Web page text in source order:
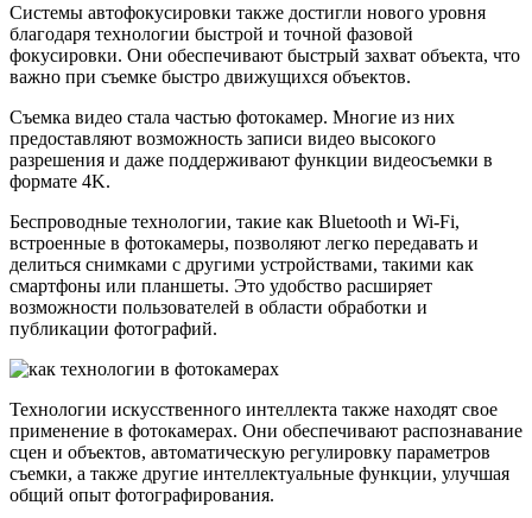
Системы автофокусировки также достигли нового уровня
благодаря технологии быстрой и точной фазовой
фокусировки. Они обеспечивают быстрый захват объекта, что
важно при съемке быстро движущихся объектов.
Съемка видео стала частью фотокамер. Многие из них
предоставляют возможность записи видео высокого
разрешения и даже поддерживают функции видеосъемки в
формате 4K.
Беспроводные технологии, такие как Bluetooth и Wi-Fi,
встроенные в фотокамеры, позволяют легко передавать и
делиться снимками с другими устройствами, такими как
смартфоны или планшеты. Это удобство расширяет
возможности пользователей в области обработки и
публикации фотографий.
Технологии искусственного интеллекта также находят свое
применение в фотокамерах. Они обеспечивают распознавание
сцен и объектов, автоматическую регулировку параметров
съемки, а также другие интеллектуальные функции, улучшая
общий опыт фотографирования.